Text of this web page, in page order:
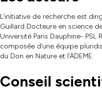
L’initiative de recherche est
Guillard Docteure en science
Université Paris Dauphine- PSL
composée d’une équipe
du Don en Nature et l’ADEME.
Conseil